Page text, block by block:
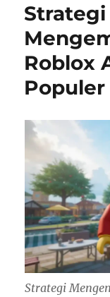
Strategi
Roblox
Populer
Strategi